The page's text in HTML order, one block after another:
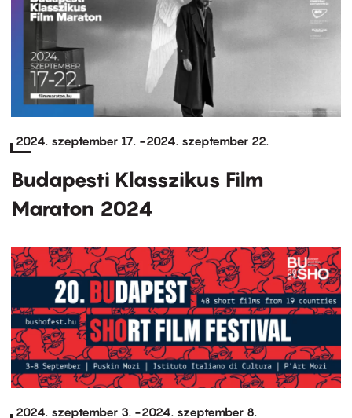
2024. szeptember 17. -2024. szeptember 22.
Budapesti Klasszikus Film
Maraton 2024
2024. szeptember 3. -2024. szeptember 8.